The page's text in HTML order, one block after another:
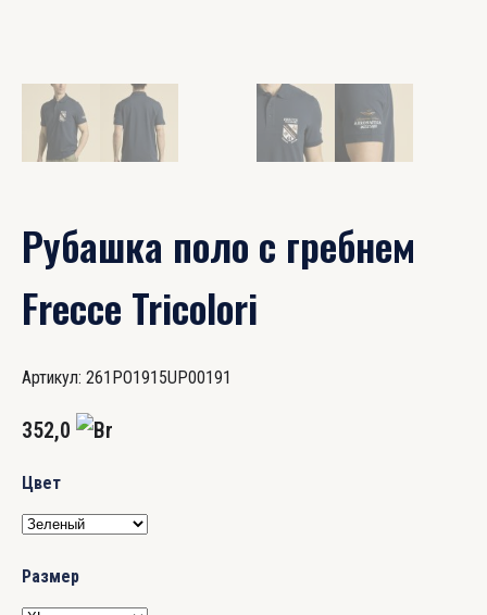
Рубашка поло с гребнем
Frecce Tricolori
Артикул: 261PO1915UP00191
352,0
Цвет
Размер